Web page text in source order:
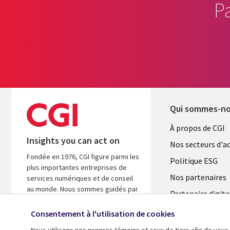
Insights you can act on
Fondée en 1976, CGI figure parmi les
plus importantes entreprises de
services numériques et de conseil
au monde. Nous sommes guidés par
d’accélérer le rendement de vos
Qui sommes-
Useful
links
FRANCE
À propos de CGI
Nos secteurs
Politique ESG
Nos partenaires
Partenaire
Consentement à l'utilisation de cookies